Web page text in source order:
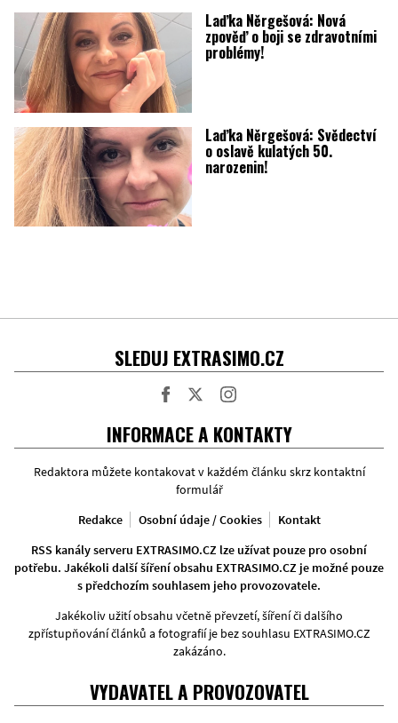
Laďka Něrgešová: Nová
zpověď o boji se zdravotními
problémy!
Laďka Něrgešová: Svědectví
o oslavě kulatých 50.
narozenin!
SLEDUJ EXTRASIMO.CZ
INFORMACE A KONTAKTY
Redaktora můžete kontakovat v každém článku skrz kontaktní
formulář
Redakce
Osobní údaje / Cookies
Kontakt
RSS kanály serveru EXTRASIMO.CZ lze užívat pouze pro osobní
potřebu. Jakékoli další šíření obsahu EXTRASIMO.CZ je možné pouze
s předchozím souhlasem jeho provozovatele.
Jakékoliv užití obsahu včetně převzetí, šíření či dalšího
zpřístupňování článků a fotografií je bez souhlasu EXTRASIMO.CZ
zakázáno.
VYDAVATEL A PROVOZOVATEL